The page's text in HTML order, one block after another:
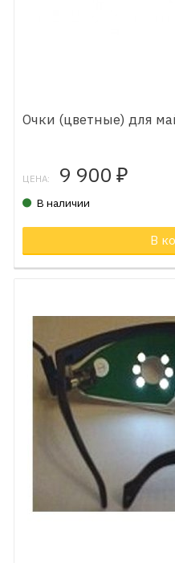
Очки (цветные) для
ЦЕНА: 9 900 ₽
В наличии
В